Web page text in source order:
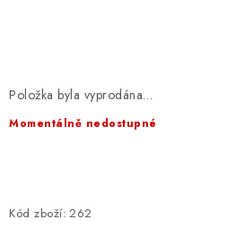
Položka byla vyprodána…
Momentálně nedostupné
Kód zboží: 262